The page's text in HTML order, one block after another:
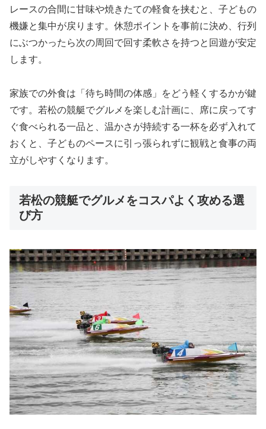
レースの合間に甘味や焼きたての軽食を挟むと、子どもの
機嫌と集中が戻ります。休憩ポイントを事前に決め、行列
にぶつかったら次の周回で回す柔軟さを持つと回遊が安定
します。
家族での外食は「待ち時間の体感」をどう軽くするかが鍵
です。若松の競艇でグルメを楽しむ計画に、席に戻ってす
ぐ食べられる一品と、温かさが持続する一杯を必ず入れて
おくと、子どものペースに引っ張られずに観戦と食事の両
立がしやすくなります。
若松の競艇でグルメをコスパよく攻める選
び方